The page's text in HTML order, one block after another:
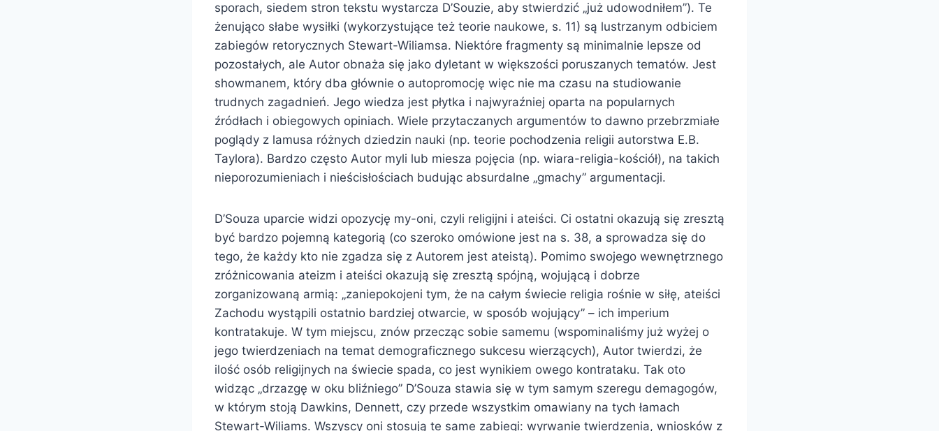
sporach, siedem stron tekstu wystarcza D’Souzie, aby stwierdzić „już udowodniłem”). Te
żenująco słabe wysiłki (wykorzystujące też teorie naukowe, s. 11) są lustrzanym odbiciem
zabiegów retorycznych Stewart-Wiliamsa. Niektóre fragmenty są minimalnie lepsze od
pozostałych, ale Autor obnaża się jako dyletant w większości poruszanych tematów. Jest
showmanem, który dba głównie o autopromocję więc nie ma czasu na studiowanie
trudnych zagadnień. Jego wiedza jest płytka i najwyraźniej oparta na popularnych
źródłach i obiegowych opiniach. Wiele przytaczanych argumentów to dawno przebrzmiałe
poglądy z lamusa różnych dziedzin nauki (np. teorie pochodzenia religii autorstwa E.B.
Taylora). Bardzo często Autor myli lub miesza pojęcia (np. wiara-religia-kościół), na takich
nieporozumieniach i nieścisłościach budując absurdalne „gmachy” argumentacji.
D’Souza uparcie widzi opozycję my-oni, czyli religijni i ateiści. Ci ostatni okazują się zresztą
być bardzo pojemną kategorią (co szeroko omówione jest na s. 38, a sprowadza się do
tego, że każdy kto nie zgadza się z Autorem jest ateistą). Pomimo swojego wewnętrznego
zróżnicowania ateizm i ateiści okazują się zresztą spójną, wojującą i dobrze
zorganizowaną armią: „zaniepokojeni tym, że na całym świecie religia rośnie w siłę, ateiści
Zachodu wystąpili ostatnio bardziej otwarcie, w sposób wojujący” – ich imperium
kontratakuje. W tym miejscu, znów przecząc sobie samemu (wspominaliśmy już wyżej o
jego twierdzeniach na temat demograficznego sukcesu wierzących), Autor twierdzi, że
ilość osób religijnych na świecie spada, co jest wynikiem owego kontrataku. Tak oto
widząc „drzazgę w oku bliźniego” D’Souza stawia się w tym samym szeregu demagogów,
w którym stoją Dawkins, Dennett, czy przede wszystkim omawiany na tych łamach
Stewart-Wiliams. Wszyscy oni stosują te same zabiegi: wyrwanie twierdzenia, wniosków z